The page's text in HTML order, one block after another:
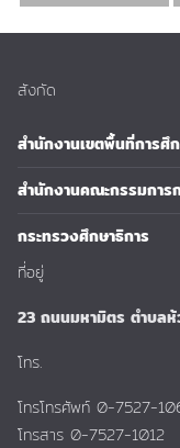
สังกัด
สำนักงานเขตพื้นที่การศึ
สำนักงานคณะกรรมการ
กระทรวงศึกษาธิการ
ที่อยู่
23 ถนนมหามิตร ตำบล
โทร.
โทรโทรศัพท์ 0-7527-
โทรสาร 0-7527-1012